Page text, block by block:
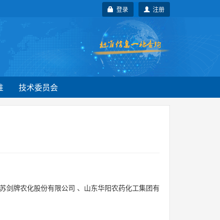
注册
登录
技术委员会
剑牌农化股份有限公司 、 山东华阳农药化工集团有